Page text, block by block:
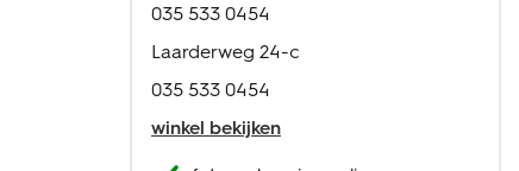
035 533 0454
Laarderweg 24-c
035 533 0454
winkel bekijken